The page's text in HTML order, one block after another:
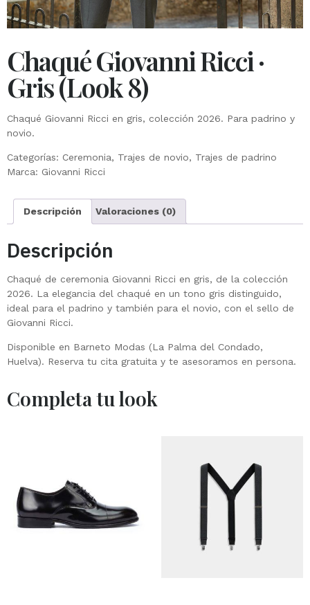
Chaqué Giovanni Ricci ·
Gris (Look 8)
Chaqué Giovanni Ricci en gris, colección 2026. Para padrino y
novio.
Categorías: Ceremonia, Trajes de novio, Trajes de padrino
Marca: Giovanni Ricci
Descripción Valoraciones (0)
Descripción
Chaqué de ceremonia Giovanni Ricci en gris, de la colección
2026. La elegancia del chaqué en un tono gris distinguido,
ideal para el padrino y también para el novio, con el sello de
Giovanni Ricci.
Disponible en Barneto Modas (La Palma del Condado,
Huelva). Reserva tu cita gratuita y te asesoramos en persona.